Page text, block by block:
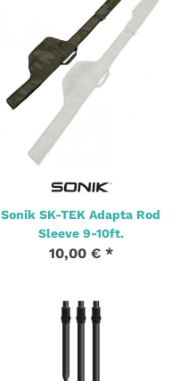
Sonik SK-TEK Adapta Rod
Sleeve 9-10ft.
10,00 € *